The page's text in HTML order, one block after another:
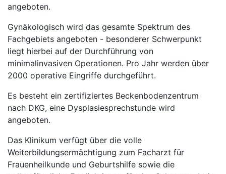
angeboten.
Gynäkologisch wird das gesamte Spektrum des
Fachgebiets angeboten - besonderer Schwerpunkt
liegt hierbei auf der Durchführung von
minimalinvasiven Operationen. Pro Jahr werden über
2000 operative Eingriffe durchgeführt.
Es besteht ein zertifiziertes Beckenbodenzentrum
nach DKG, eine Dysplasiesprechstunde wird
angeboten.
Das Klinikum verfügt über die volle
Weiterbildungsermächtigung zum Facharzt für
Frauenheilkunde und Geburtshilfe sowie die